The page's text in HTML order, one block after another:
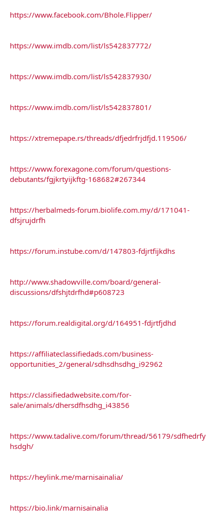
https://www.facebook.com/Bhole.Flipper/
https://www.imdb.com/list/ls542837772/
https://www.imdb.com/list/ls542837930/
https://www.imdb.com/list/ls542837801/
https://xtremepape.rs/threads/dfjedrfrjdfjd.119506/
https://www.forexagone.com/forum/questions-
debutants/fgjkrtyijkftg-168682#267344
https://herbalmeds-forum.biolife.com.my/d/171041-
dfsjrujdrfh
https://forum.instube.com/d/147803-fdjrtfijkdhs
http://www.shadowville.com/board/general-
discussions/dfshjtdrfhd#p608723
https://forum.realdigital.org/d/164951-fdjrtfjdhd
https://affiliateclassifiedads.com/business-
opportunities_2/general/sdhsdhsdhg_i92962
https://classifiedadwebsite.com/for-
sale/animals/dhersdfhsdhg_i43856
https://www.tadalive.com/forum/thread/56179/sdfhedrfy
hsdgh/
https://heylink.me/marnisainalia/
https://bio.link/marnisainalia